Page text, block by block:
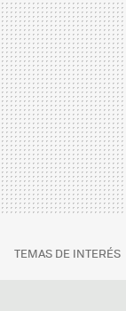
TEMAS DE INTERÉS